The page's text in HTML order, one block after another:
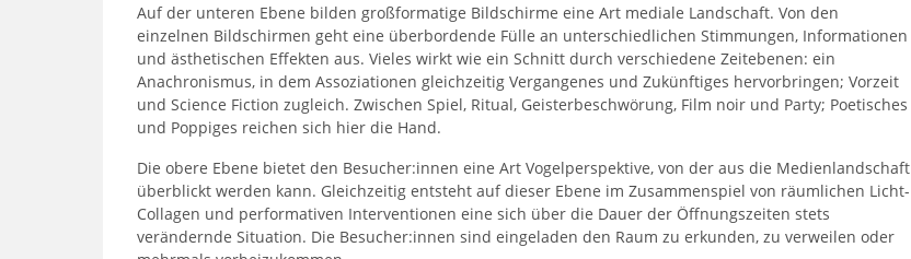
Auf der unteren Ebene bilden großformatige Bildschirme eine Art mediale Landschaft. Von den
einzelnen Bildschirmen geht eine überbordende Fülle an unterschiedlichen Stimmungen, Informationen
und ästhetischen Effekten aus. Vieles wirkt wie ein Schnitt durch verschiedene Zeitebenen: ein
Anachronismus, in dem Assoziationen gleichzeitig Vergangenes und Zukünftiges hervorbringen; Vorzeit
und Science Fiction zugleich. Zwischen Spiel, Ritual, Geisterbeschwörung, Film noir und Party; Poetisches
und Poppiges reichen sich hier die Hand.
Die obere Ebene bietet den Besucher:innen eine Art Vogelperspektive, von der aus die Medienlandschaft
überblickt werden kann. Gleichzeitig entsteht auf dieser Ebene im Zusammenspiel von räumlichen Licht-
Collagen und performativen Interventionen eine sich über die Dauer der Öffnungszeiten stets
verändernde Situation. Die Besucher:innen sind eingeladen den Raum zu erkunden, zu verweilen oder